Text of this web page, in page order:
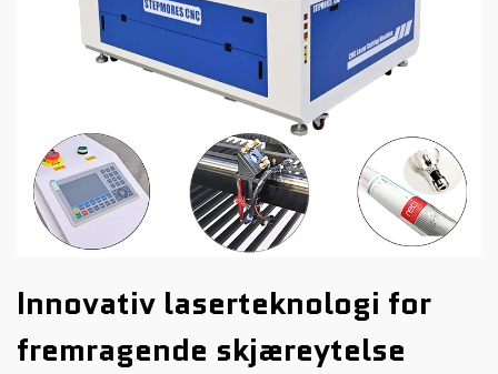
Innovativ laserteknologi for
fremragende skjæreytelse